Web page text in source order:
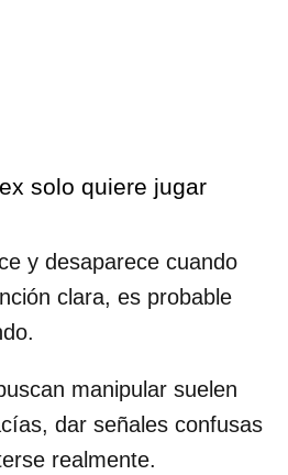
solo quiere jugar
y desaparece cuando
clara, es probable
manipular suelen
dar señales confusas
realmente.